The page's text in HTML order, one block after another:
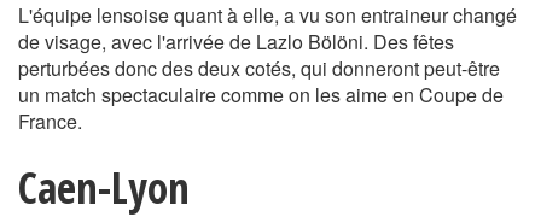
L'équipe lensoise quant à elle, a vu son entraineur changé
de visage, avec l'arrivée de Lazlo Bölöni. Des fêtes
perturbées donc des deux cotés, qui donneront peut-être
un match spectaculaire comme on les aime en Coupe de
France.
Caen-Lyon